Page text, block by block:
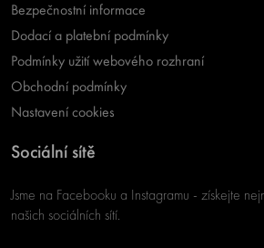
Bezpečnostní informace
Dodací a platební podmínky
Podmínky užití webového rozhraní
Obchodní podmínky
Nastavení cookies
Sociální sítě
Jsme na Facebooku a Instagramu - získejte
našich sociálních sítí.